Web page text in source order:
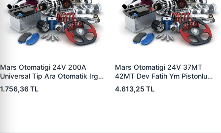
Mars Otomatigi 24V 200A
Universal Tip Ara Otomatik Irgat
| ZM 0404
1.756,36 TL
Mars Otomatigi 24V 37MT
42MT Dev Fatih Ym Pistonlu
Bmc Profesyonel Catterpiller Is
Makinasi | ZM 0361 | OEM
4.613,25 TL